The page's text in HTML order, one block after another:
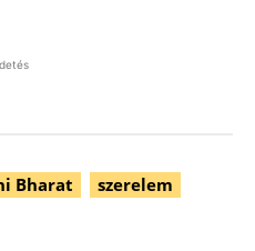
Bharat szerelem